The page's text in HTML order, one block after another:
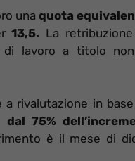
unaquota
13,5. La
lavoro a titolo non
rivalutazione in
dal 75%
è il mese di